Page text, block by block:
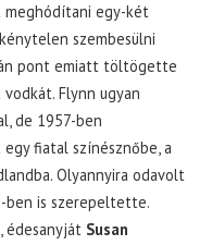
meghódítani egy-két
szembesülni
pont emiatt töltögette
Flynn ugyan
de 1957-ben
fiatal színésznőbe, a
Olyannyira odavolt
ben is szerepeltette.
édesanyját Susan